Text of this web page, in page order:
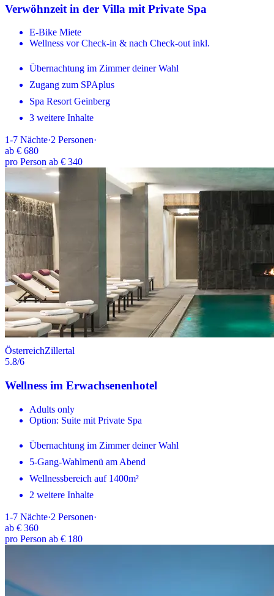
Verwöhnzeit in der Villa mit Private Spa
E-Bike Miete
Wellness vor Check-in & nach Check-out inkl.
Übernachtung im Zimmer deiner Wahl
Zugang zum SPAplus
Spa Resort Geinberg
3 weitere Inhalte
1-7 Nächte·2 Personen·
ab € 680
pro Person ab € 340
ÖsterreichZillertal
5.8/6
Wellness im Erwachsenenhotel
Adults only
Option: Suite mit Private Spa
Übernachtung im Zimmer deiner Wahl
5-Gang-Wahlmenü am Abend
Wellnessbereich auf 1400m²
2 weitere Inhalte
1-7 Nächte·2 Personen·
ab € 360
pro Person ab € 180